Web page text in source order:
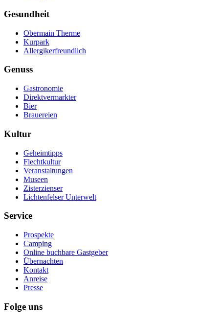
Gesundheit
Obermain Therme
Kurpark
Allergikerfreundlich
Genuss
Gastronomie
Direktvermarkter
Bier
Brauereien
Kultur
Geheimtipps
Flechtkultur
Veranstaltungen
Museen
Zisterzienser
Lichtenfelser Unterwelt
Service
Prospekte
Camping
Online buchbare Gastgeber
Übernachten
Kontakt
Anreise
Presse
Folge uns